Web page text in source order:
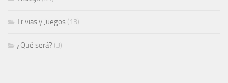
Trivias y Juegos (13)
¿Qué será? (3)